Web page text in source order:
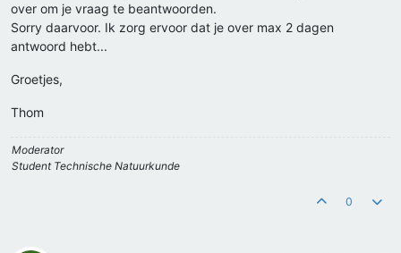
over om je vraag te beantwoorden.
Sorry daarvoor. Ik zorg ervoor dat je over max 2 dagen
antwoord hebt...
Groetjes,
Thom
Moderator
Student Technische Natuurkunde
0